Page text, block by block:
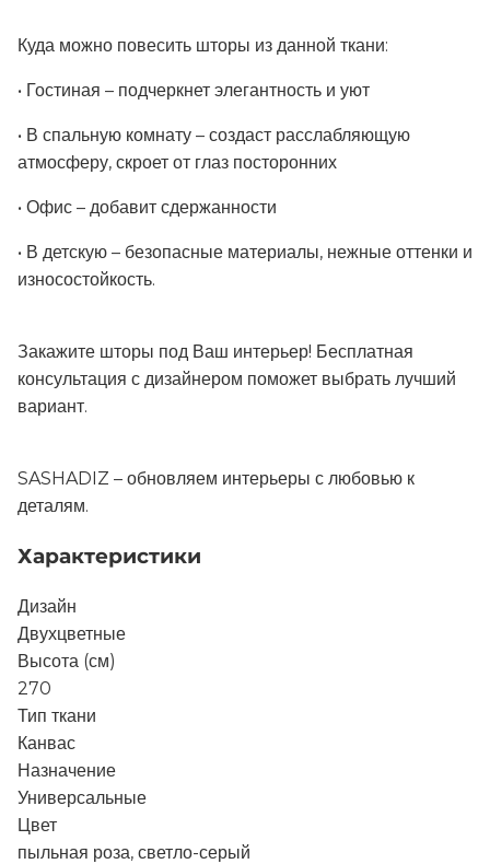
Куда можно повесить шторы из данной ткани:
• Гостиная – подчеркнет элегантность и уют
• В спальную комнату – создаст расслабляющую
атмосферу, скроет от глаз посторонних
• Офис – добавит сдержанности
• В детскую – безопасные материалы, нежные оттенки и
износостойкость.
Закажите шторы под Ваш интерьер! Бесплатная
консультация с дизайнером поможет выбрать лучший
вариант.
SASHADIZ – обновляем интерьеры с любовью к
деталям.
Характеристики
Дизайн
Двухцветные
Высота (см)
270
Тип ткани
Канвас
Назначение
Универсальные
Цвет
пыльная роза, светло-серый